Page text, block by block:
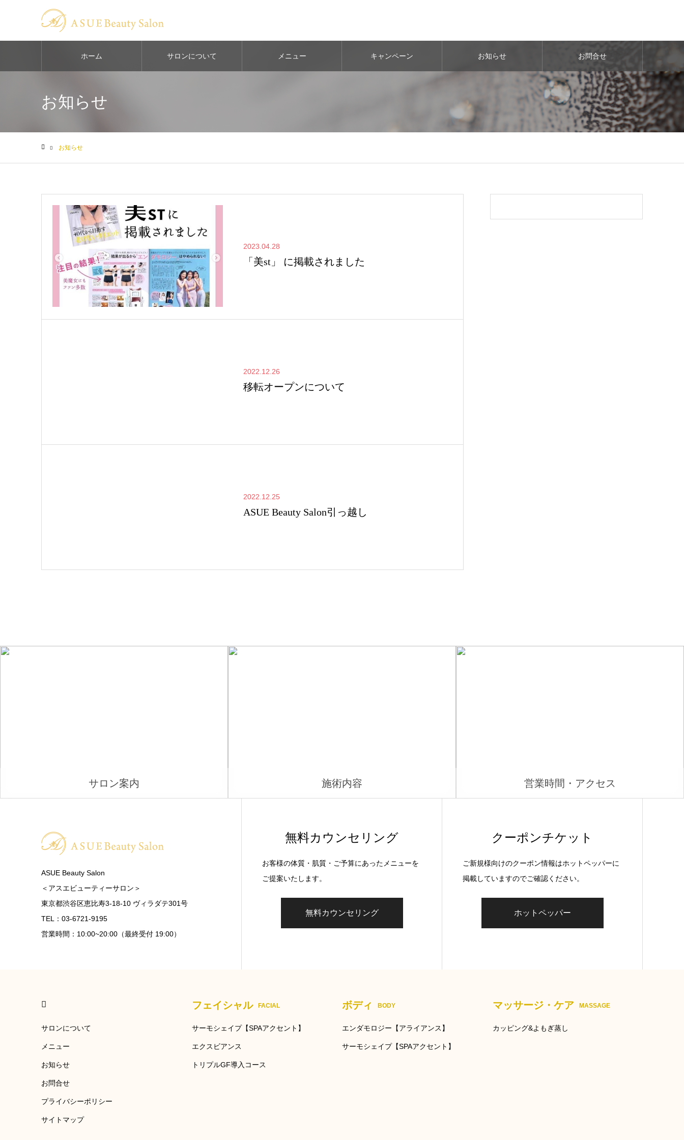
ホーム サロンについて メニュー キャンペーン お知らせ お問合せ
お知らせ
お知らせ
2023.04.28
「美st」 に掲載されました
2022.12.26
移転オープンについて
2022.12.25
ASUE Beauty Salon引っ越し
サロン案内 施術内容 営業時間・アクセス
ASUE Beauty Salon
＜アスエビューティーサロン＞
東京都渋谷区恵比寿3-18-10 ヴィラダテ301号
TEL：03-6721-9195
営業時間：10:00~20:00（最終受付 19:00）
無料カウンセリング
お客様の体質・肌質・ご予算にあったメニューを
ご提案いたします。
無料カウンセリング
クーポンチケット
ご新規様向けのクーポン情報はホットペッパーに
掲載していますのでご確認ください。
ホットペッパー
サロンについて
メニュー
お知らせ
お問合せ
プライバシーポリシー
サイトマップ
フェイシャル FACIAL
サーモシェイプ【SPAアクセント】
エクスビアンス
トリプルGF導入コース
ボディ BODY
エンダモロジー【アライアンス】
サーモシェイプ【SPAアクセント】
マッサージ・ケア MASSAGE
カッピング&よもぎ蒸し